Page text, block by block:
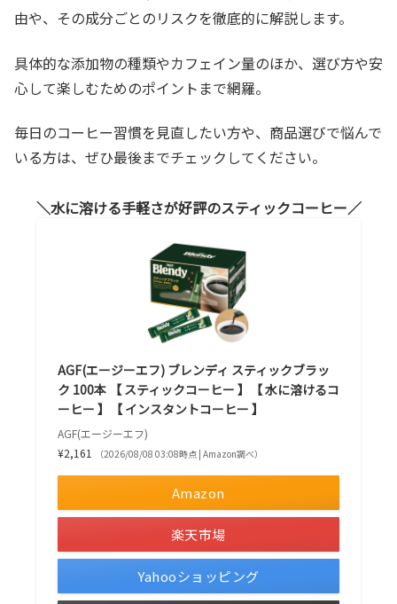
由や、その成分ごとのリスクを徹底的に解説します。
具体的な添加物の種類やカフェイン量のほか、選び方や安
心して楽しむためのポイントまで網羅。
毎日のコーヒー習慣を見直したい方や、商品選びで悩んで
いる方は、ぜひ最後までチェックしてください。
水に溶ける手軽さが好評のスティックコーヒー
AGF(エージーエフ) ブレンディ スティックブラッ
ク 100本 【 スティックコーヒー 】【 水に溶けるコ
ーヒー 】【 インスタントコーヒー 】
AGF(エージーエフ)
¥2,161
（2026/08/08 03:08時点 | Amazon調べ）
Amazon
楽天市場
Yahooショッピング